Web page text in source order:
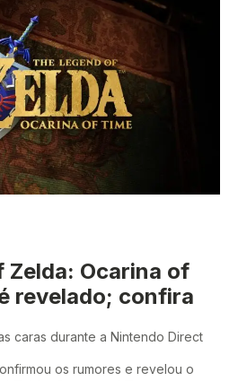
Zelda: Ocarina of
revelado; confira
caras durante a Nintendo Direct
os rumores e revelou o